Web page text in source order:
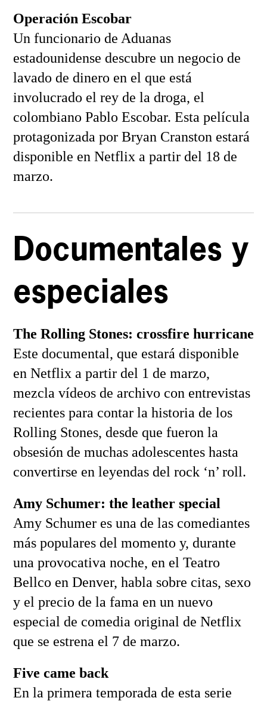
Operación Escobar
Un funcionario de Aduanas
estadounidense descubre un negocio de
lavado de dinero en el que está
involucrado el rey de la droga, el
colombiano Pablo Escobar. Esta película
protagonizada por Bryan Cranston estará
disponible en Netflix a partir del 18 de
marzo.
Documentales y
especiales
The Rolling Stones: crossfire hurricane
Este documental, que estará disponible
en Netflix a partir del 1 de marzo,
mezcla vídeos de archivo con entrevistas
recientes para contar la historia de los
Rolling Stones, desde que fueron la
obsesión de muchas adolescentes hasta
convertirse en leyendas del rock ‘n’ roll.
Amy Schumer: the leather special
Amy Schumer es una de las comediantes
más populares del momento y, durante
una provocativa noche, en el Teatro
Bellco en Denver, habla sobre citas, sexo
y el precio de la fama en un nuevo
especial de comedia original de Netflix
que se estrena el 7 de marzo.
Five came back
En la primera temporada de esta serie